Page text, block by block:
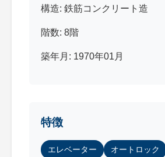
構造: 鉄筋コンクリート造
階数: 8階
築年月: 1970年01月
特徴
エレベーター オートロック